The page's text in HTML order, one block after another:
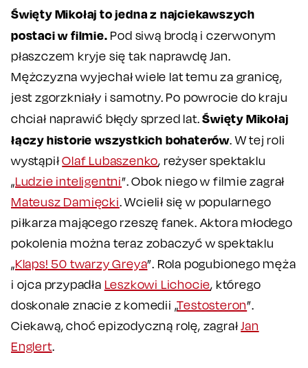
Święty Mikołaj to jedna z najciekawszych
postaci w filmie. Pod siwą brodą i czerwonym
płaszczem kryje się tak naprawdę Jan.
Mężczyzna wyjechał wiele lat temu za granicę,
jest zgorzkniały i samotny. Po powrocie do kraju
chciał naprawić błędy sprzed lat.Święty Mikołaj
łączy historie wszystkich bohaterów. W tej roli
wystąpiłOlaf Lubaszenko, reżyser spektaklu
„Ludzie inteligentni”. Obok niego w filmie zagrał
Mateusz Damięcki. Wcielił się w popularnego
piłkarza mającego rzeszę fanek. Aktora młodego
pokolenia można teraz zobaczyć w spektaklu
„Klaps! 50 twarzy Greya”. Rola pogubionego męża
i ojca przypadła Leszkowi Lichocie, którego
doskonale znacie z komedii „Testosteron”.
Ciekawą, choć epizodyczną rolę, zagrałJan
Englert.